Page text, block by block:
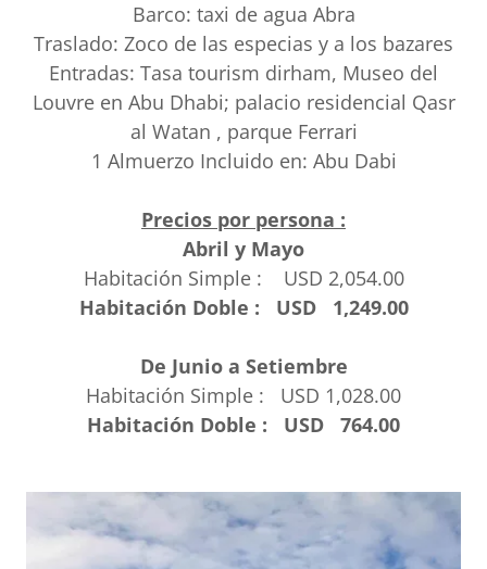
Barco: taxi de agua Abra
Traslado: Zoco de las especias y a los bazares
Entradas: Tasa tourism dirham, Museo del
Louvre en Abu Dhabi; palacio residencial Qasr
al Watan , parque Ferrari
1 Almuerzo Incluido en: Abu Dabi
Precios por persona :
Abril y Mayo
Habitación Simple : USD 2,054.00
Habitación Doble : USD 1,249.00
De Junio a Setiembre
Habitación Simple : USD 1,028.00
Habitación Doble : USD 764.00